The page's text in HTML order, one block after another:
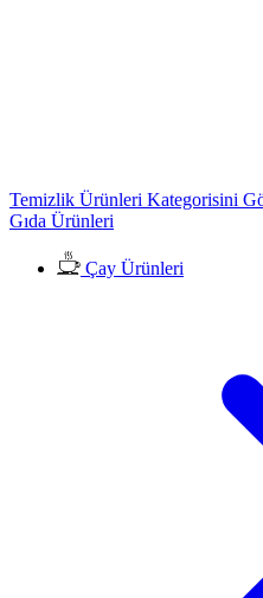
Temizlik Ürünleri Kategorisini
Gıda Ürünleri
Çay Ürünleri